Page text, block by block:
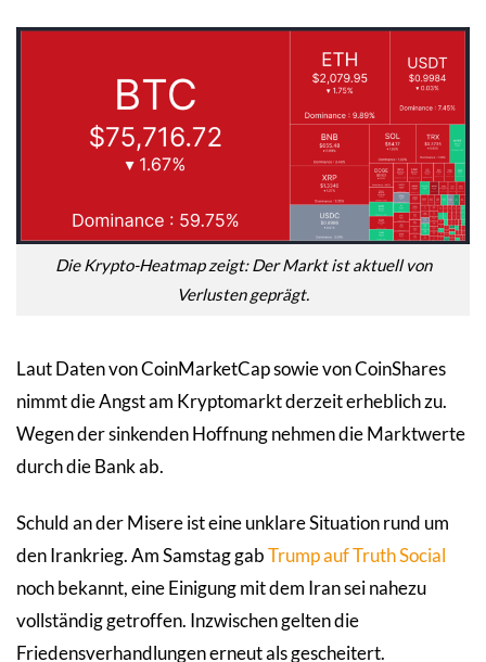
Die Krypto-Heatmap zeigt: Der Markt ist aktuell von
Verlusten geprägt.
Laut Daten von CoinMarketCap sowie von CoinShares
nimmt die Angst am Kryptomarkt derzeit erheblich zu.
Wegen der sinkenden Hoffnung nehmen die Marktwerte
durch die Bank ab.
Schuld an der Misere ist eine unklare Situation rund um
den Irankrieg. Am Samstag gabTrump auf Truth Social
noch bekannt, eine Einigung mit dem Iran sei nahezu
vollständig getroffen. Inzwischen gelten die
Friedensverhandlungen erneut als gescheitert.